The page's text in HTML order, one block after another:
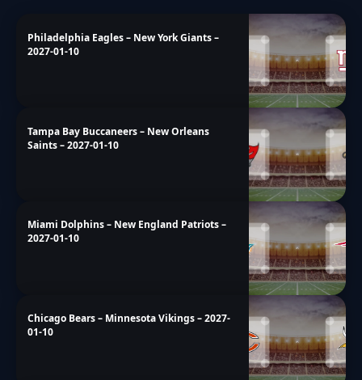
Philadelphia Eagles – New York Giants –
2027-01-10
Tampa Bay Buccaneers – New Orleans
Saints – 2027-01-10
Miami Dolphins – New England Patriots –
2027-01-10
Chicago Bears – Minnesota Vikings – 2027-
01-10